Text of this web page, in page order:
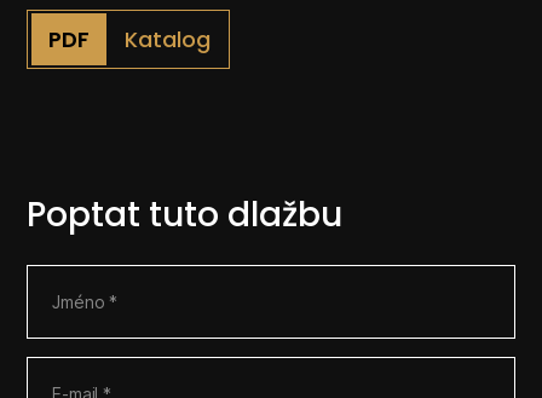
Katalog
Poptat tuto dlažbu